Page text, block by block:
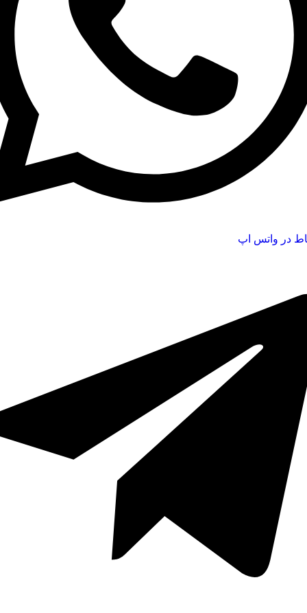
در واتس اپ